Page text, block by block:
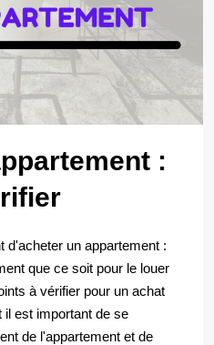
:
d'acheter un appartement :
que ce soit pour le louer
à vérifier pour un achat
est important de se
de l'appartement et de